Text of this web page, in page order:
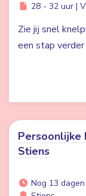
28 - 32 uur |
Zie jij snel
een stap
Persoonlijke
Stiens
Nog 13 dagen